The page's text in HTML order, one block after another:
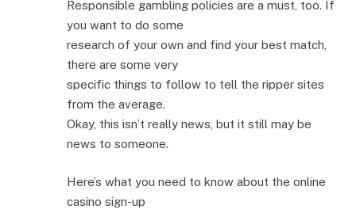
Responsible gambling policies are a must, too. If
you want to do some
research of your own and find your best match,
there are some very
specific things to follow to tell the ripper sites
from the average.
Okay, this isn’t really news, but it still may be
news to someone.
Here’s what you need to know about the online
casino sign-up